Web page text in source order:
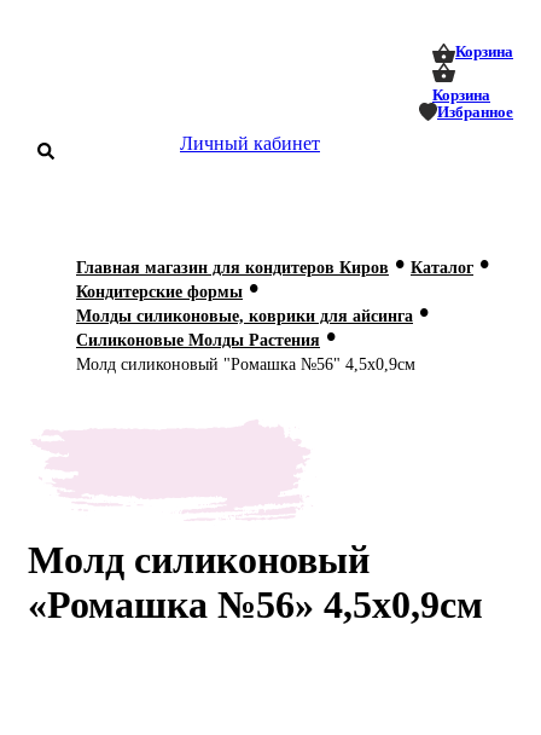
Корзина
Корзина
Избранное
Личный кабинет
Мастер-
классы
Главная магазин для кондитеров Киров • Каталог •
Кондитерские формы •
Молды силиконовые, коврики для айсинга •
Силиконовые Молды Растения •
Молд силиконовый "Ромашка №56" 4,5х0,9см
Молд силиконовый
«Ромашка №56» 4,5х0,9см